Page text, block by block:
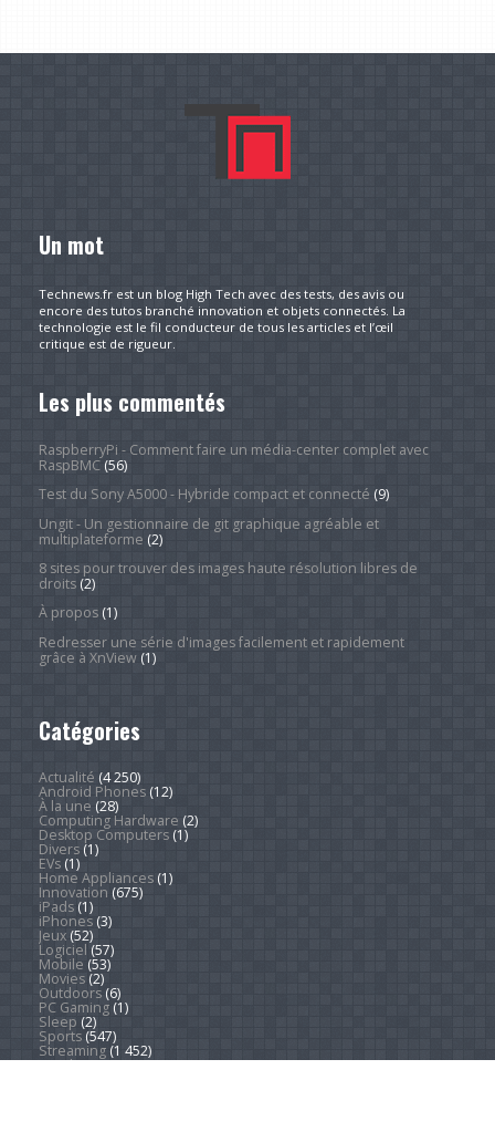
Un mot
Technews.fr est un blog High Tech avec des tests, des avis ou
encore des tutos branché innovation et objets connectés. La
technologie est le fil conducteur de tous les articles et l’œil
critique est de rigueur.
Les plus commentés
RaspberryPi - Comment faire un média-center complet avec
RaspBMC(56)
Test du Sony A5000 - Hybride compact et connecté (9)
Ungit - Un gestionnaire de git graphique agréable et
multiplateforme (2)
8 sites pour trouver des images haute résolution libres de
droits(2)
À propos(1)
Redresser une série d'images facilement et rapidement
grâce à XnView(1)
Catégories
Actualité (4 250)
Android Phones(12)
À la une (28)
Computing Hardware (2)
Desktop Computers(1)
Divers(1)
EVs(1)
Home Appliances(1)
Innovation (675)
iPads(1)
iPhones(3)
Jeux(52)
Logiciel (57)
Mobile (53)
Movies(2)
Outdoors(6)
PC Gaming(1)
Sleep (2)
Sports(547)
Streaming(1 452)
Tendances(266)